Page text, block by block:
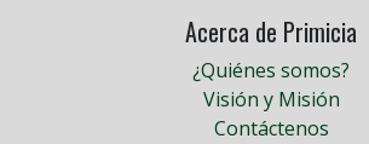
Acerca de Primicia
¿Quiénes somos?
Visión y Misión
Contáctenos